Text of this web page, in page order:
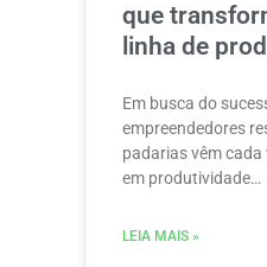
que
linha de
Em busca do
empreendedores
padarias vêm
em produtividade…
LEIA MAIS »